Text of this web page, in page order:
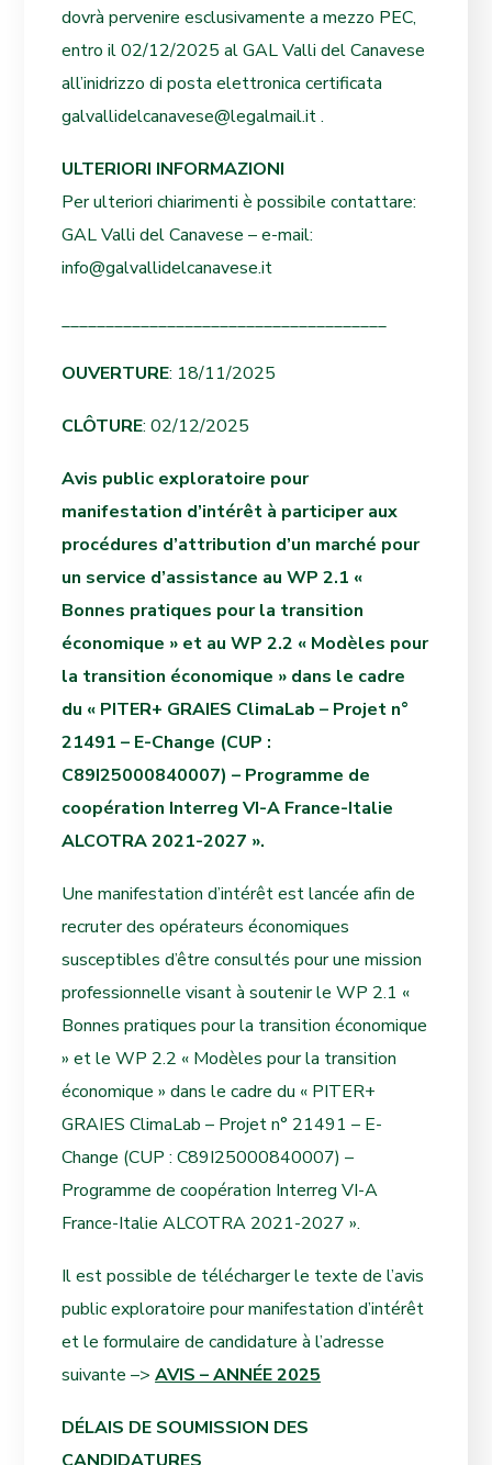
dovrà pervenire esclusivamente a mezzo PEC,
entro il 02/12/2025 al GAL Valli del Canavese
all’inidrizzo di posta elettronica certificata
galvallidelcanavese@legalmail.it .
ULTERIORI INFORMAZIONI
Per ulteriori chiarimenti è possibile contattare:
GAL Valli del Canavese – e-mail:
info@galvallidelcanavese.it
_____________________________________
OUVERTURE: 18/11/2025
CLÔTURE: 02/12/2025
Avis public exploratoire pour
manifestation d’intérêt à participer aux
procédures d’attribution d’un marché pour
un service d’assistance au WP 2.1 «
Bonnes pratiques pour la transition
économique » et au WP 2.2 « Modèles pour
la transition économique » dans le cadre
du « PITER+ GRAIES ClimaLab – Projet n°
21491 – E-Change (CUP :
C89I25000840007) – Programme de
coopération Interreg VI-A France-Italie
ALCOTRA 2021-2027 ».
Une manifestation d’intérêt est lancée afin de
recruter des opérateurs économiques
susceptibles d’être consultés pour une mission
professionnelle visant à soutenir le WP 2.1 «
Bonnes pratiques pour la transition économique
» et le WP 2.2 « Modèles pour la transition
économique » dans le cadre du « PITER+
GRAIES ClimaLab – Projet n° 21491 – E-
Change (CUP : C89I25000840007) –
Programme de coopération Interreg VI-A
France-Italie ALCOTRA 2021-2027 ».
Il est possible de télécharger le texte de l’avis
public exploratoire pour manifestation d’intérêt
et le formulaire de candidature à l’adresse
suivante –>AVIS – ANNÉE 2025
DÉLAIS DE SOUMISSION DES